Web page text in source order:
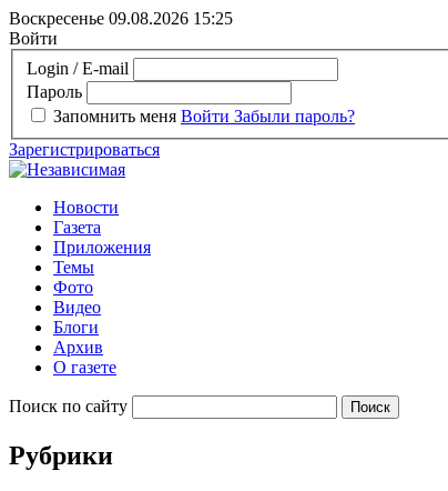
Воскресенье 09.08.2026 15:25
Войти
Login / E-mail
Пароль
Запомнить меня Войти Забыли пароль?
Зарегистрироваться
Новости
Газета
Приложения
Темы
Фото
Видео
Блоги
Архив
О газете
Поиск по сайту
Рубрики